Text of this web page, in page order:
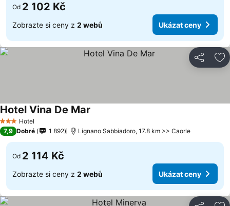
Od 2 102 Kč
Zobrazte si ceny z 2 webů Ukázat ceny
Sdílet
3 Počet hvězdiček
Hotel
Hotel Vina De Mar
7,9 Dobré 1 892 Lignano Sabbiadoro, 17.8 km >> Caorle
Od 2 114 Kč
Zobrazte si ceny z 2 webů Ukázat ceny